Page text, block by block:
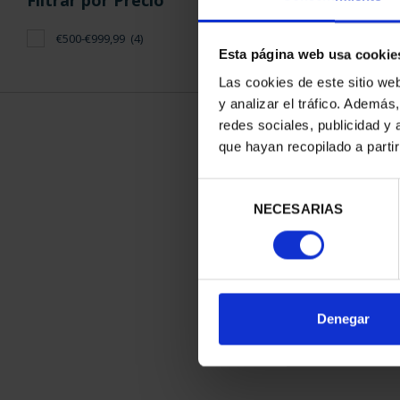
Esta página web usa
Las cookies de este sitio
y analizar el tráfico.
redes sociales, publicidad y
que hayan recopilado a
consentimiento
NECESARIAS
Denegar
€500-€999,99 (4)
Sólo para
ORDENAR POR: